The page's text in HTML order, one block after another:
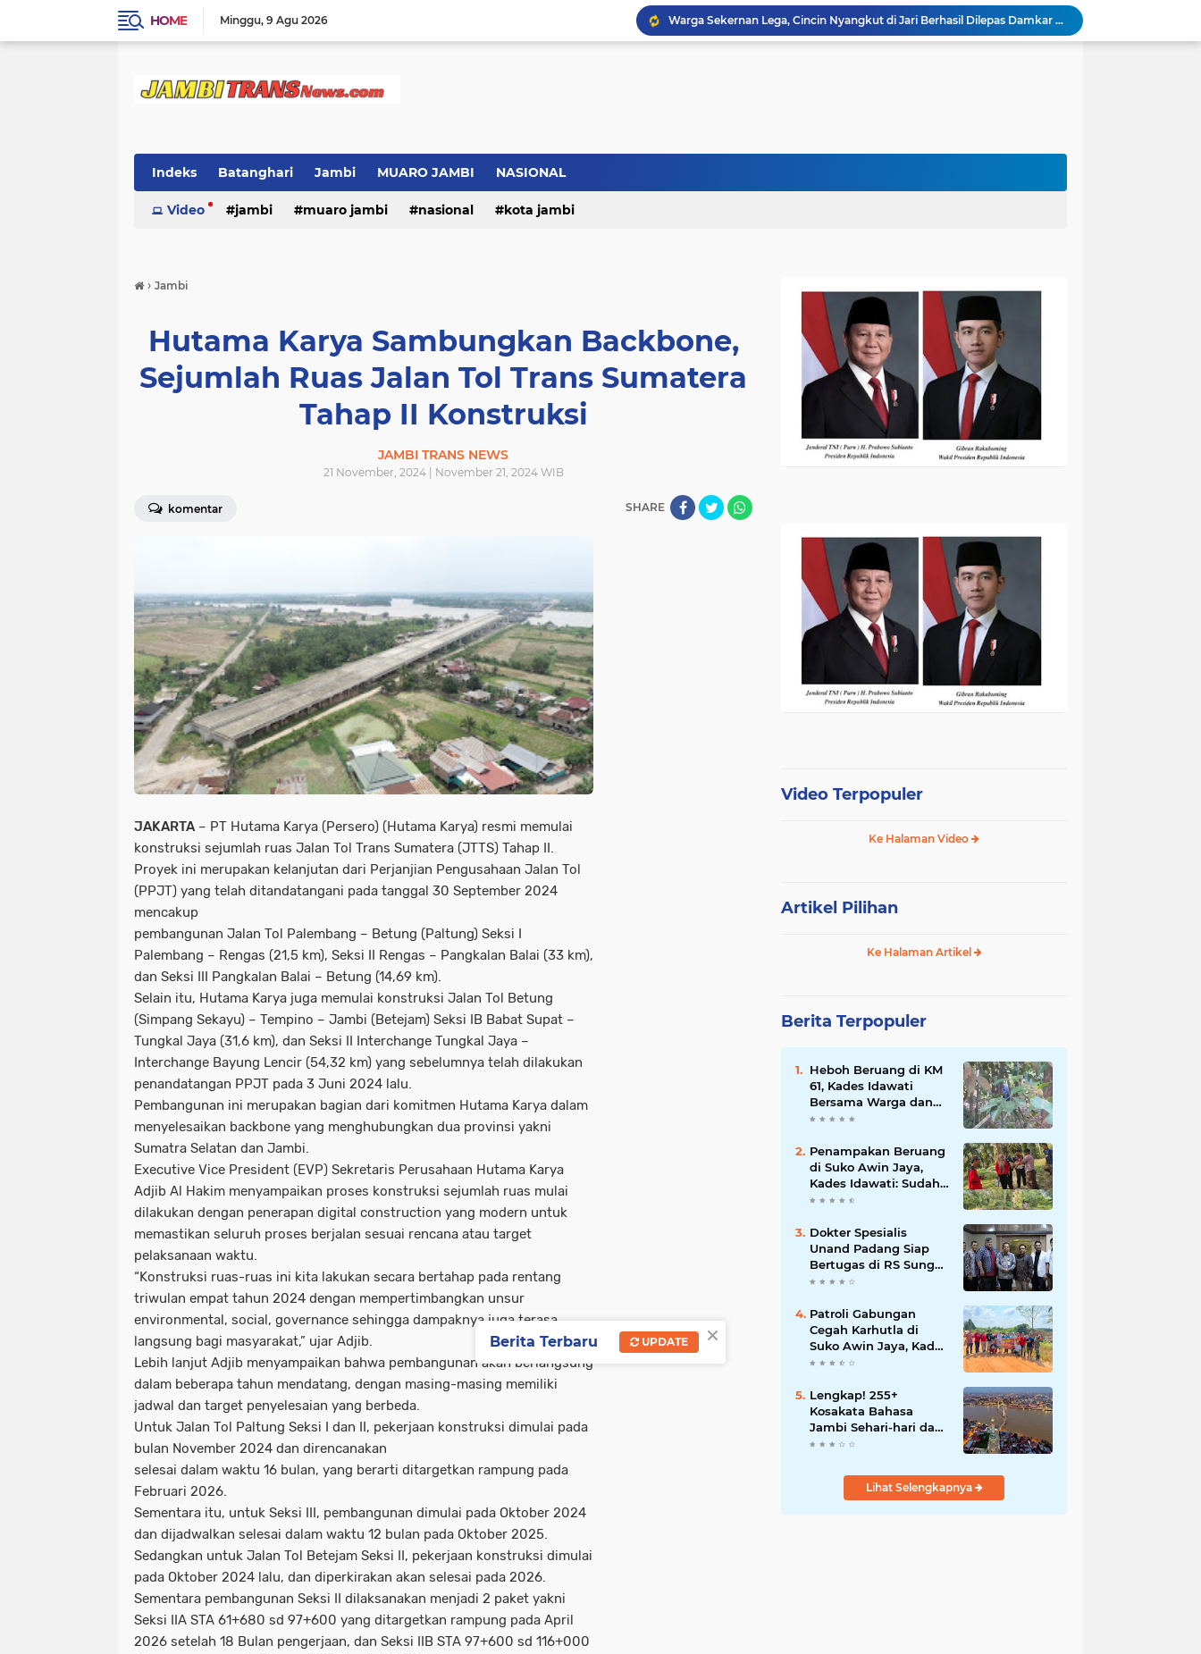
HOME Minggu 9 Agu 2026
Warga Sekernan Lega, Cincin Nyangkut di Jari Berhasil Dilepas Damkar MuaroJambi
Kapolres Muaro Jambi Turun Langsung Cek Penanganan Karhutla Sungai Gelam , Kita Lakukan Langkah Penegakkan Hukum
DPRD Muaro Jambi Dorong Pemkab Kaji Ulang Rencana Pinjaman Rp200 Miliar`
Indeks Batanghari Jambi MUARO JAMBI NASIONAL
Video jambi muaro jambi nasional kota jambi
› Jambi
Hutama Karya Sambungkan Backbone,
Sejumlah Ruas Jalan Tol Trans Sumatera
Tahap II Konstruksi
JAMBI TRANS NEWS
21 November, 2024 | November 21, 2024 WIB
komentar SHARE
JAKARTA – PT Hutama Karya (Persero) (Hutama Karya) resmi memulai
konstruksi sejumlah ruas Jalan Tol Trans Sumatera (JTTS) Tahap II.
Proyek ini merupakan kelanjutan dari Perjanjian Pengusahaan Jalan Tol
(PPJT) yang telah ditandatangani pada tanggal 30 September 2024
mencakup
pembangunan Jalan Tol Palembang – Betung (Paltung) Seksi I
Palembang – Rengas (21,5 km), Seksi II Rengas – Pangkalan Balai (33 km),
dan Seksi III Pangkalan Balai – Betung (14,69 km).
Selain itu, Hutama Karya juga memulai konstruksi Jalan Tol Betung
(Simpang Sekayu) – Tempino – Jambi (Betejam) Seksi IB Babat Supat –
Tungkal Jaya (31,6 km), dan Seksi II Interchange Tungkal Jaya –
Interchange Bayung Lencir (54,32 km) yang sebelumnya telah dilakukan
penandatangan PPJT pada 3 Juni 2024 lalu.
Pembangunan ini merupakan bagian dari komitmen Hutama Karya dalam
menyelesaikan backbone yang menghubungkan dua provinsi yakni
Sumatra Selatan dan Jambi.
Executive Vice President (EVP) Sekretaris Perusahaan Hutama Karya
Adjib Al Hakim menyampaikan proses konstruksi sejumlah ruas mulai
dilakukan dengan penerapan digital construction yang modern untuk
memastikan seluruh proses berjalan sesuai rencana atau target
pelaksanaan waktu.
“Konstruksi ruas-ruas ini kita lakukan secara bertahap pada rentang
triwulan empat tahun 2024 dengan mempertimbangkan unsur
environmental, social, governance sehingga dampaknya juga terasa
langsung bagi masyarakat,” ujar Adjib.
Lebih lanjut Adjib menyampaikan bahwa pembangunan akan berlangsung
dalam beberapa tahun mendatang, dengan masing-masing memiliki
jadwal dan target penyelesaian yang berbeda.
Untuk Jalan Tol Paltung Seksi I dan II, pekerjaan konstruksi dimulai pada
bulan November 2024 dan direncanakan
selesai dalam waktu 16 bulan, yang berarti ditargetkan rampung pada
Februari 2026.
Sementara itu, untuk Seksi III, pembangunan dimulai pada Oktober 2024
dan dijadwalkan selesai dalam waktu 12 bulan pada Oktober 2025.
Sedangkan untuk Jalan Tol Betejam Seksi II, pekerjaan konstruksi dimulai
pada Oktober 2024 lalu, dan diperkirakan akan selesai pada 2026.
Sementara pembangunan Seksi II dilaksanakan menjadi 2 paket yakni
Seksi IIA STA 61+680 sd 97+600 yang ditargetkan rampung pada April
2026 setelah 18 Bulan pengerjaan, dan Seksi IIB STA 97+600 sd 116+000
Video Terpopuler
Ke Halaman Video
Artikel Pilihan
Ke Halaman Artikel
Berita Terpopuler
Heboh Beruang di KM
61, Kades Idawati
Bersama Warga dan
BPD Turun Langsung
Penampakan Beruang
di Suko Awin Jaya,
Kades Idawati: Sudah
Lapor BKSDA Jambi
Dokter Spesialis
Unand Padang Siap
Bertugas di RS Sungai
Bahar, Bupati BBS
Patroli Gabungan
Cegah Karhutla di
Suko Awin Jaya, Kades
Idawati Gandeng PT
Lengkap! 255+
Kosakata Bahasa
Jambi Sehari-hari dan
Artinya
Lihat Selengkapnya
×
Berita Terbaru UPDATE